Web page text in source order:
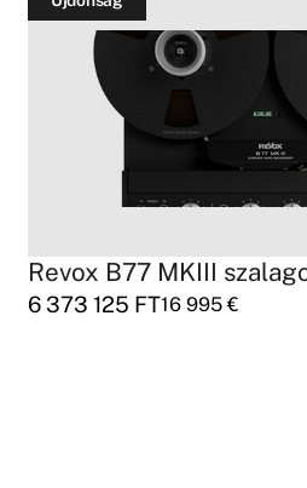
Revox B77 MKIII
6 373 125 FT16 995€